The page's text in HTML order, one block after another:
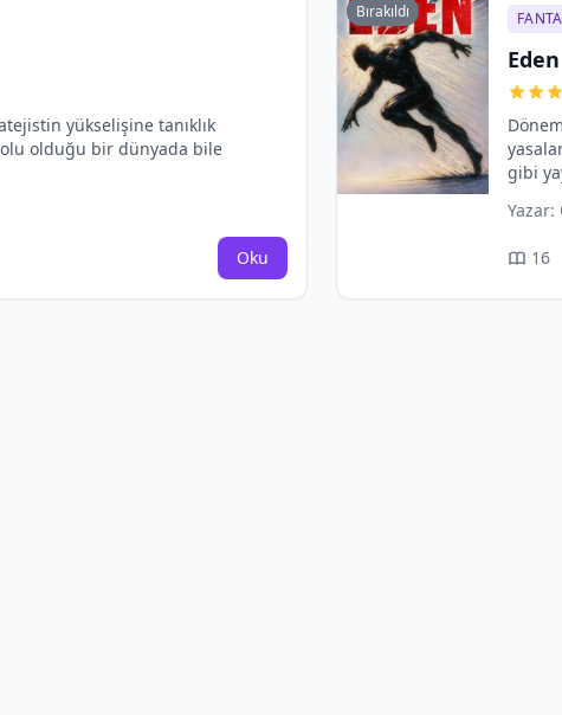
yükselişine tanıklık
olduğu bir dünyada bile
Oku
Bırakıldı
Eden
gibi
Yazar:
16